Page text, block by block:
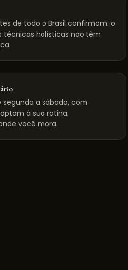
de todo o Brasil confirmam: o
técnicas holísticas não têm
a sábado, com
à sua rotina,
você mora.